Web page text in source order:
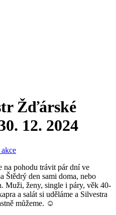
Žďárské
12. 2024
pohodu trávit pár dní ve
Štědrý den sami doma, nebo
Muži, ženy, single i páry, věk 40-
a salát si uděláme a Silvestra
můžeme. ☺